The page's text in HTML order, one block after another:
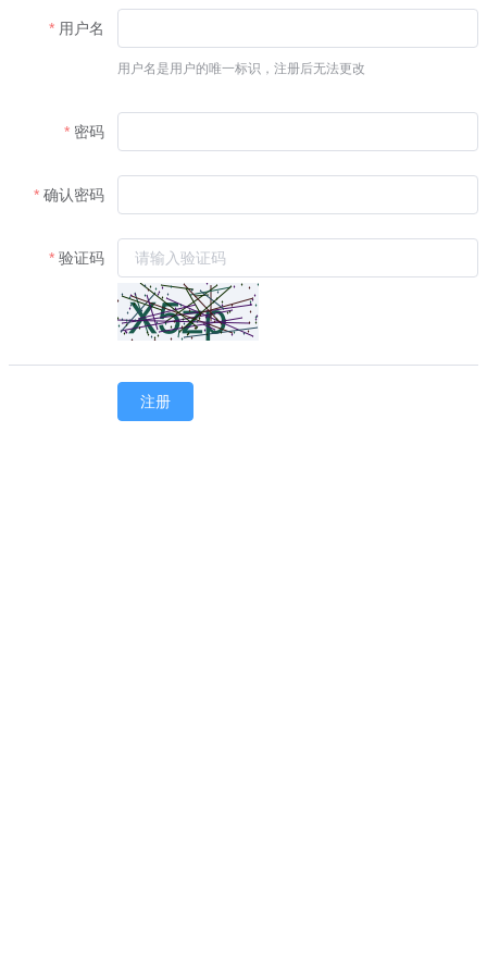
用户名
用户名是用户的唯一标识，注册后无法更改
密码
确认密码
验证码
注册